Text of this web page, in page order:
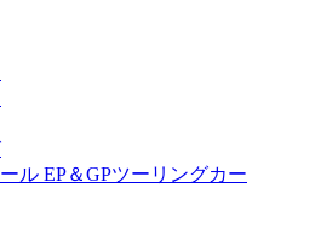
ル EP＆GPツーリングカー